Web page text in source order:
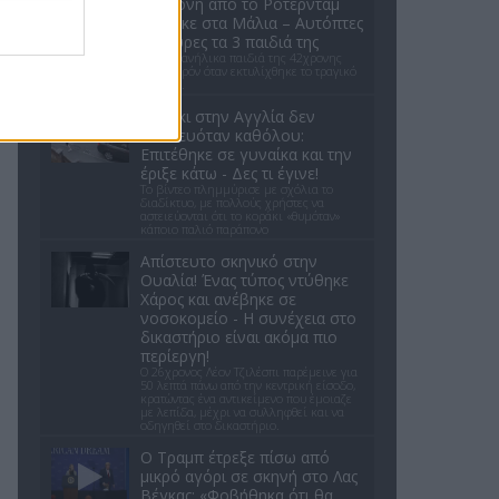
πνίγηκε στα Μάλια – Αυτόπτες
μάρτυρες τα 3 παιδιά της
Τα τρία ανήλικα παιδιά της 42χρονης
ήταν παρόν όταν εκτυλίχθηκε το τραγικό
Kοράκι στην Αγγλία δεν
αστειευόταν καθόλου:
Επιτέθηκε σε γυναίκα και την
έριξε κάτω - Δες τι έγινε!
Το βίντεο πλημμύρισε με σχόλια το
διαδίκτυο, με πολλούς χρήστες να
αστειεύονται ότι το κοράκι «θυμόταν»
κάποιο παλιό παράπονο
Απίστευτο σκηνικό στην
Ουαλία! Ένας τύπος ντύθηκε
Χάρος και ανέβηκε σε
νοσοκομείο - H συνέχεια στο
δικαστήριο είναι ακόμα πιο
περίεργη!
Ο 26χρονος Λέον Τζιλέσπι παρέμεινε για
50 λεπτά πάνω από την κεντρική είσοδο,
κρατώντας ένα αντικείμενο που έμοιαζε
με λεπίδα, μέχρι να συλληφθεί και να
οδηγηθεί στο δικαστήριο.
Ο Τραμπ έτρεξε πίσω από
μικρό αγόρι σε σκηνή στο Λας